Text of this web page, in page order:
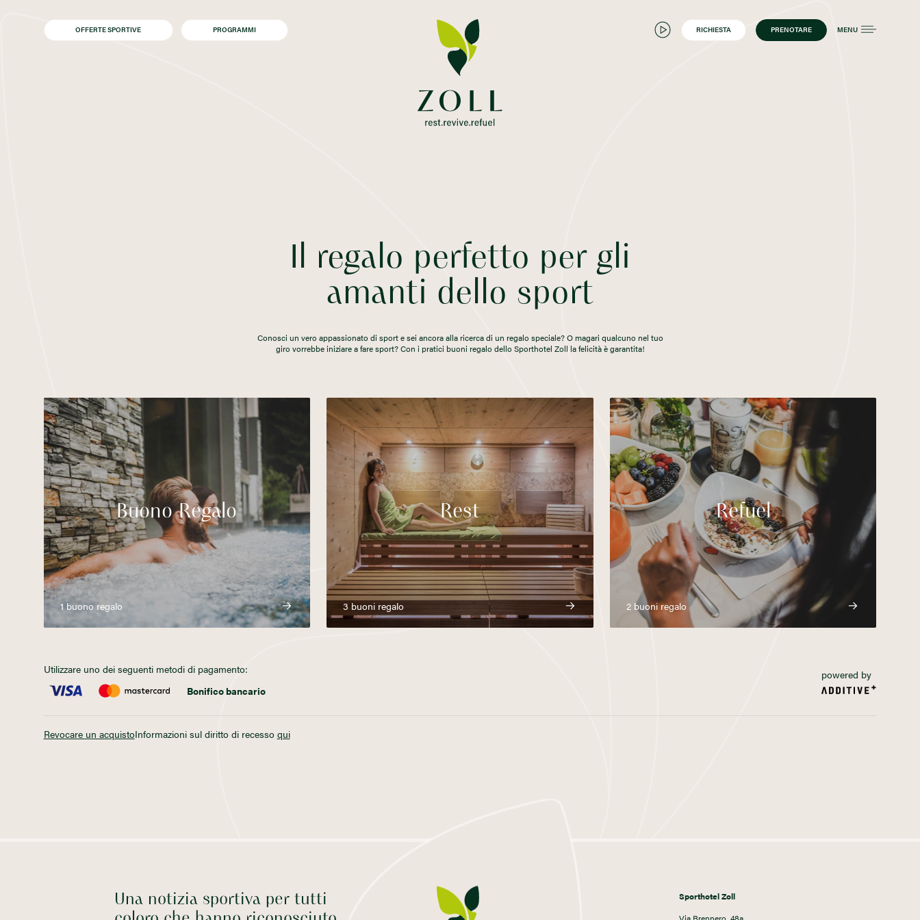
OFFERTE SPORTIVE PROGRAMMI RICHIESTA PRENOTARE MENU
Il regalo perfetto per gli
amanti dello sport
Conosci un vero appassionato di sport e sei ancora alla ricerca di un regalo speciale? O magari qualcuno nel tuo
giro vorrebbe iniziare a fare sport? Con i pratici buoni regalo dello Sporthotel Zoll la felicità è garantita!
Buono Regalo
1 buono regalo
Rest
3 buoni regalo
Refuel
2 buoni regalo
Utilizzare uno dei seguenti metodi di pagamento:
Bonifico bancario
powered by
Revocare un acquistoInformazioni sul diritto di recesso qui
Una notizia sportiva per tutti
Sporthotel Zoll